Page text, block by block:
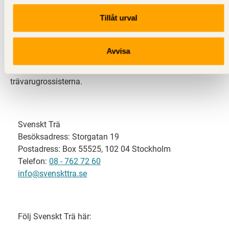
Tillåt urval
Avvisa
Svenskt Trä representerar svensk sågverksindustri
och är en del av branschorganisationen
svensk limträ-, KL-trä- och förpackningsindustri samt
trävarugrossisterna.
Svenskt Trä
Besöksadress: Storgatan 19
Postadress: Box 55525, 102 04 Stockholm
Telefon: 08 - 762 72 60
info@svenskttra.se
Följ Svenskt Trä här: